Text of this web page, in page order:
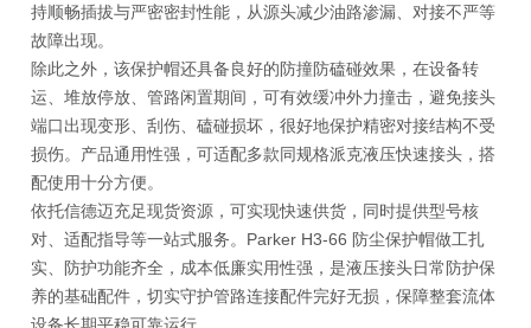
持顺畅插拔与严密密封性能，从源头减少油路渗漏、对接不严等
故障出现。
除此之外，该保护帽还具备良好的防撞防磕碰效果，在设备转
运、堆放停放、管路闲置期间，可有效缓冲外力撞击，避免接头
端口出现变形、刮伤、磕碰损坏，很好地保护精密对接结构不受
损伤。产品通用性强，可适配多款同规格派克液压快速接头，搭
配使用十分方便。
依托信德迈充足现货资源，可实现快速供货，同时提供型号核
对、适配指导等一站式服务。Parker H3-66 防尘保护帽做工扎
实、防护功能齐全，成本低廉实用性强，是液压接头日常防护保
养的基础配件，切实守护管路连接配件完好无损，保障整套流体
设备长期平稳可靠运行。